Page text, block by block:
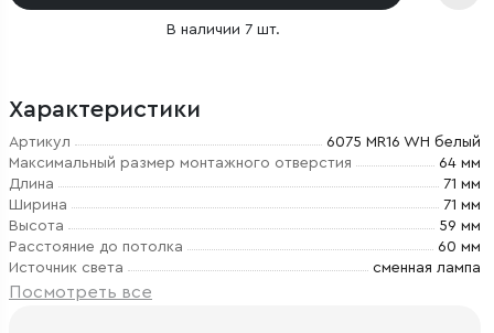
В наличии 7 шт.
Характеристики
Артикул
6075 MR16 WH белый
Максимальный размер монтажного отверстия
64 мм
Длина
71 мм
Ширина
71 мм
Высота
59 мм
Расстояние до потолка
60 мм
Источник света
сменная лампа
Посмотреть все